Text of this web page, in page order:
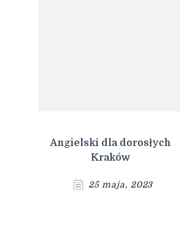
Angielski dla dorosłych
Kraków
25 maja, 2023